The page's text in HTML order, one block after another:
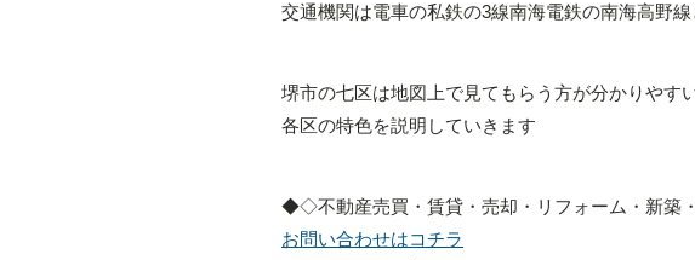
交通機関は電車の私鉄の3線南海電鉄の南海高野
堺市の七区は地図上で見てもらう方が分かりやす
各区の特色を説明していきます
◆◇不動産売買・賃貸・売却・リフォーム・新
お問い合わせはコチラ